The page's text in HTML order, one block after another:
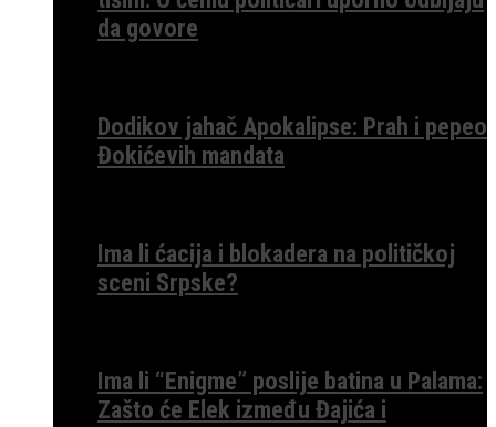
da govore
Dodikov jahač Apokalipse: Prah i pepeo
Đokićevih mandata
Ima li ćacija i blokadera na političkoj
sceni Srpske?
Ima li “Enigme” poslije batina u Palama:
Zašto će Elek između Đajića i